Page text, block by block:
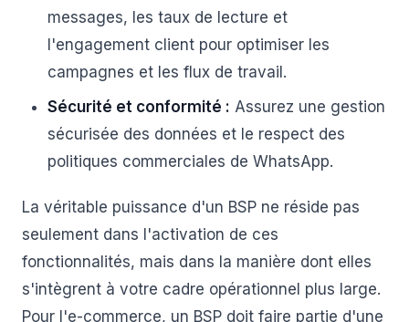
messages, les taux de lecture et
l'engagement client pour optimiser les
campagnes et les flux de travail.
Sécurité et conformité : Assurez une gestion
sécurisée des données et le respect des
politiques commerciales de WhatsApp.
La véritable puissance d'un BSP ne réside pas
seulement dans l'activation de ces
fonctionnalités, mais dans la manière dont elles
s'intègrent à votre cadre opérationnel plus large.
Pour l'e-commerce, un BSP doit faire partie d'une